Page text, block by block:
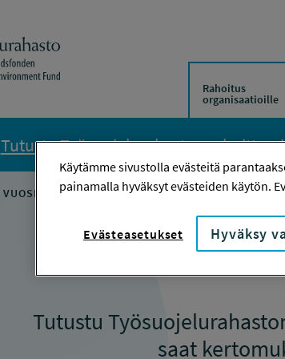
Rahoitus
organisaatioille
Tutustu Työsuojelurahaston
VUOSIKERTOMUKSET
Tutustu
saat
Käytämme sivustolla evästeitä
painamalla hyväksyt evästeiden käytön.
Hyväksy
Evästeasetukset